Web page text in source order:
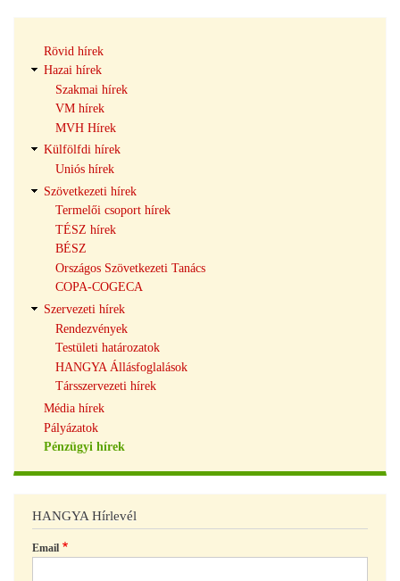
navigáció
Rövid hírek
Hazai hírek
Szakmai hírek
VM hírek
MVH Hírek
Külfölfdi hírek
Uniós hírek
Szövetkezeti hírek
Termelői csoport hírek
TÉSZ hírek
BÉSZ
Országos Szövetkezeti Tanács
COPA-COGECA
Szervezeti hírek
Rendezvények
Testületi határozatok
HANGYA Állásfoglalások
Társszervezeti hírek
Média hírek
Pályázatok
Pénzügyi hírek
HANGYA Hírlevél
Email